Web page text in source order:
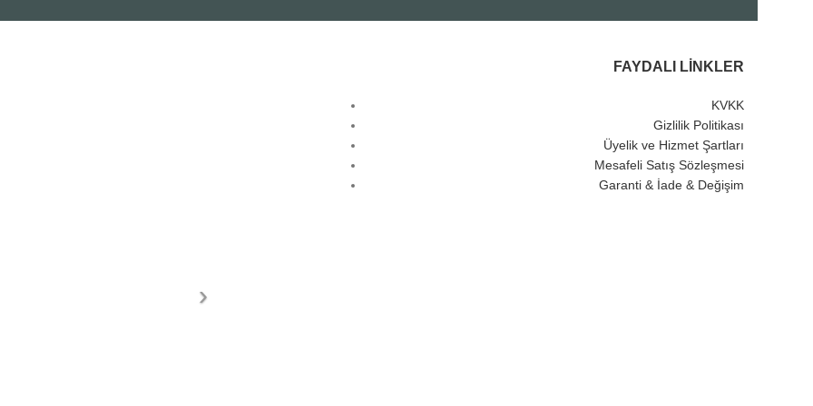
FAYDALI LINKLER
KVKK
Gizlilik Politikası
Üyelik ve Hizmet Şartları
Mesafeli Satış Sözleşmesi
Garanti & İade & Değişim